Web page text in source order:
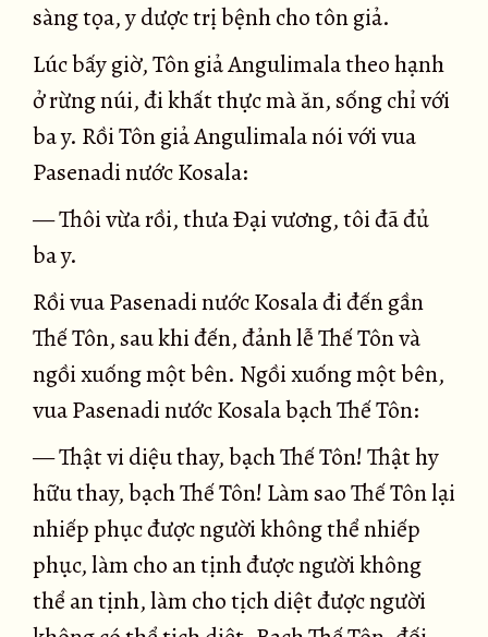
sàng tọa, y dược trị bệnh cho tôn giả.
Lúc bấy giờ, Tôn giả Angulimala theo hạnh
ở rừng núi, đi khất thực mà ăn, sống chỉ với
ba y. Rồi Tôn giả Angulimala nói với vua
Pasenadi nước Kosala:
— Thôi vừa rồi, thưa Ðại vương, tôi đã đủ
ba y.
Rồi vua Pasenadi nước Kosala đi đến gần
Thế Tôn, sau khi đến, đảnh lễ Thế Tôn và
ngồi xuống một bên. Ngồi xuống một bên,
vua Pasenadi nước Kosala bạch Thế Tôn:
— Thật vi diệu thay, bạch Thế Tôn! Thật hy
hữu thay, bạch Thế Tôn! Làm sao Thế Tôn lại
nhiếp phục được người không thể nhiếp
phục, làm cho an tịnh được người không
thể an tịnh, làm cho tịch diệt được người